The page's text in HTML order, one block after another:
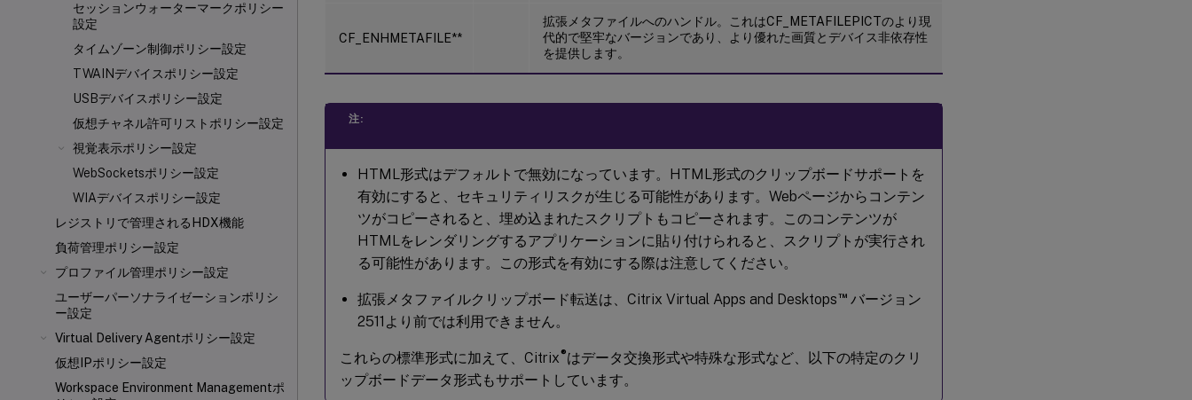
セッションウォーターマークポリシー
設定
タイムゾーン制御ポリシー設定
TWAINデバイスポリシー設定
USBデバイスポリシー設定
仮想チャネル許可リストポリシー設定
視覚表示ポリシー設定
WebSocketsポリシー設定
WIAデバイスポリシー設定
レジストリで管理されるHDX機能
負荷管理ポリシー設定
プロファイル管理ポリシー設定
ユーザーパーソナライゼーションポリシ
ー設定
Virtual Delivery Agentポリシー設定
仮想IPポリシー設定
Workspace Environment Managementポ
CF_ENHMETAFILE**
拡張メタファイルへのハンドル。これはCF_METAFILEPICTのより現
代的で堅牢なバージョンであり、より優れた画質とデバイス非依存性
を提供します。
注:
HTML形式はデフォルトで無効になっています。HTML形式のクリップボードサポートを
有効にすると、セキュリティリスクが生じる可能性があります。Webページからコンテン
ツがコピーされると、埋め込まれたスクリプトもコピーされます。このコンテンツが
HTMLをレンダリングするアプリケーションに貼り付けられると、スクリプトが実行され
る可能性があります。この形式を有効にする際は注意してください。
拡張メタファイルクリップボード転送は、Citrix Virtual Apps and Desktops™バージョン
2511より前では利用できません。
これらの標準形式に加えて、Citrix®はデータ交換形式や特殊な形式など、以下の特定のクリ
ップボードデータ形式もサポートしています。